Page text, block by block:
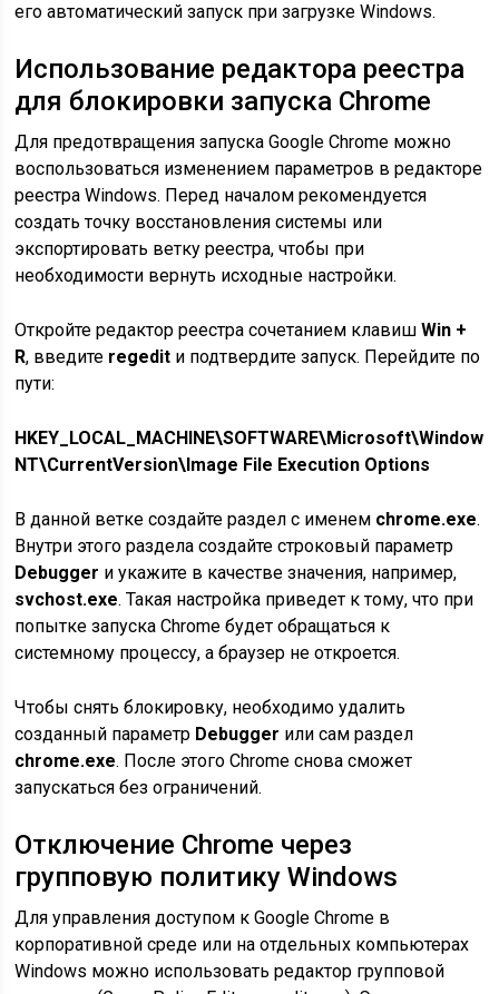
его автоматический запуск при загрузке Windows.
Использование редактора реестра
для блокировки запуска Chrome
Для предотвращения запуска Google Chrome можно
воспользоваться изменением параметров в редакторе
реестра Windows. Перед началом рекомендуется
создать точку восстановления системы или
экспортировать ветку реестра, чтобы при
необходимости вернуть исходные настройки.
Откройте редактор реестра сочетанием клавишWin +
R, введите regedit и подтвердите запуск. Перейдите по
пути:
HKEY_LOCAL_MACHINE\SOFTWARE\Microsoft\Windows
NT\CurrentVersion\Image File Execution Options
В данной ветке создайте раздел с именем chrome.exe.
Внутри этого раздела создайте строковый параметр
Debugger и укажите в качестве значения, например,
svchost.exe. Такая настройка приведет к тому, что при
попытке запуска Chrome будет обращаться к
системному процессу, а браузер не откроется.
Чтобы снять блокировку, необходимо удалить
созданный параметр Debugger или сам раздел
chrome.exe. После этого Chrome снова сможет
запускаться без ограничений.
Отключение Chrome через
групповую политику Windows
Для управления доступом к Google Chrome в
корпоративной среде или на отдельных компьютерах
Windows можно использовать редактор групповой